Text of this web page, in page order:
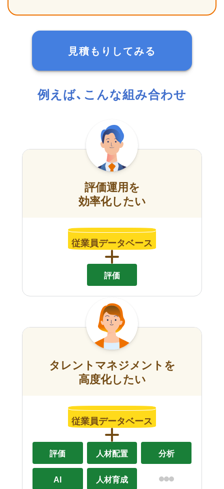
見積もりしてみる
例えば、こんな組み合わせ
評価運用を
効率化したい
従業員データベース
評価
タレントマネジメントを
高度化したい
従業員データベース
評価 人材配置 分析
AI 人材育成